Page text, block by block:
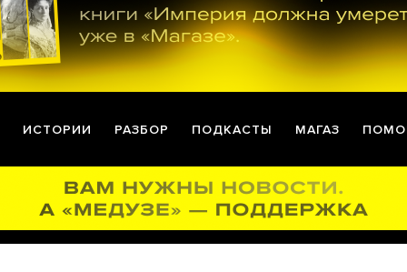
ИСТОРИИ РАЗБОР ПОДКАСТЫ МАГАЗ